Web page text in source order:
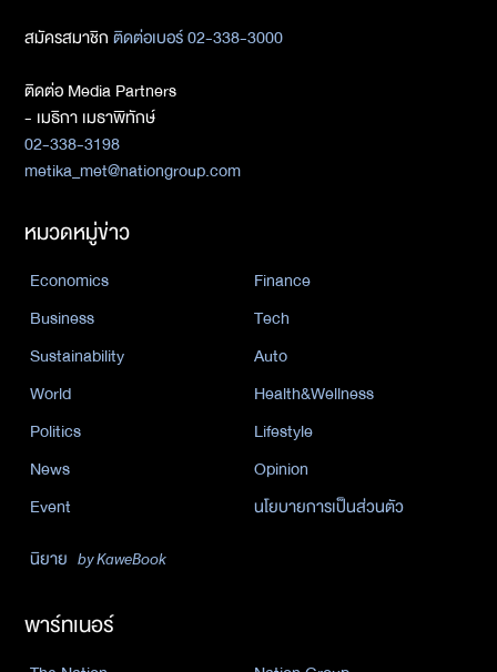
สมัครสมาชิกติดต่อเบอร์ 02-338-3000
ติดต่อ Media Partners
- เมธิกา เมธาพิทักษ์
02-338-3198
metika_met@nationgroup.com
หมวดหมู่ข่าว
Economics
Finance
Business
Tech
Sustainability
Auto
World
Health&Wellness
Politics
Lifestyle
News
Opinion
Event
นโยบายการเป็นส่วนตัว
นิยาย by KaweBook
พาร์ทเนอร์